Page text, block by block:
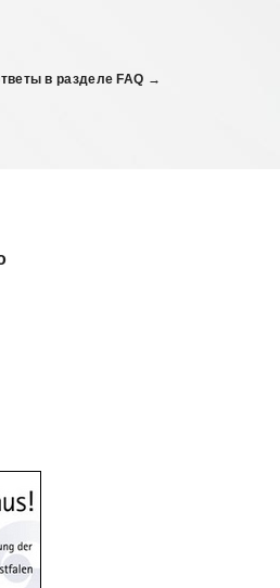
в разделе FAQ →